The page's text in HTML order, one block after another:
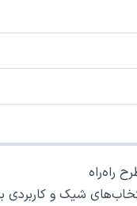
راه‌راه
شیک و کاربردی